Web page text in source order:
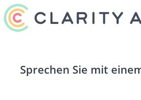
Sprechen Sie mit